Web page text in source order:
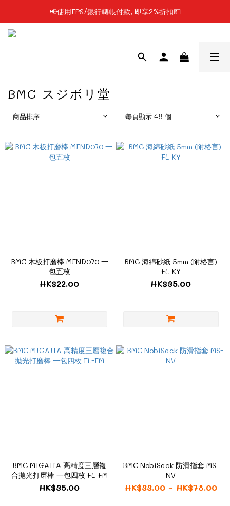
📢凡購物滿$199 順豐自提點免運費📦📦
📢使用FPS/銀行轉帳付款, 即享2%折扣💵
BMC スジボリ堂
商品排序 每頁顯示 48 個
BMC 木板打磨棒 MEND070 一
包五枚
HK$22.00
BMC 海綿砂紙 5mm (附格言)
FL-KY
HK$35.00
BMC MIGAITA 高精度三層複
合拋光打磨棒 一包四枚 FL-FM
HK$35.00
BMC NobiSack 防滑指套 MS-
NV
HK$33.00 ~ HK$78.00